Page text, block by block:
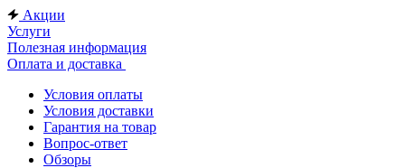
Акции
Услуги
Полезная информация
Оплата и доставка
Условия оплаты
Условия доставки
Гарантия на товар
Вопрос-ответ
Обзоры